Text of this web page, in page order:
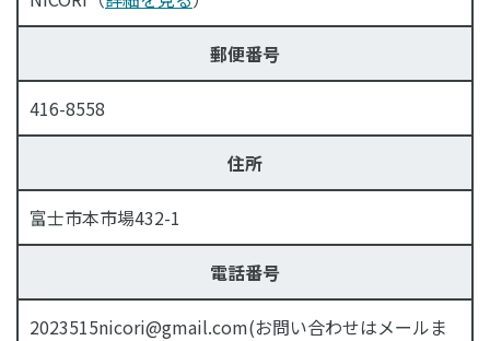
郵便番号
416-8558
住所
富士市本市場432-1
電話番号
2023515nicori@gmail.com(お問い合わせはメールま